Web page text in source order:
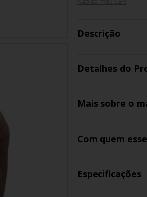
Descrição
Detalhes do
Mais sobre o
Com quem
Especificações